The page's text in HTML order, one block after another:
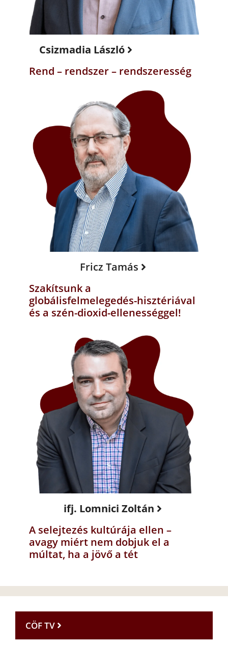
Csizmadia László
Rend – rendszer – rendszeresség
Fricz Tamás
Szakítsunk a
globálisfelmelegedés-hisztériával
és a szén-dioxid-ellenességgel!
ifj. Lomnici Zoltán
A selejtezés kultúrája ellen –
avagy miért nem dobjuk el a
múltat, ha a jövő a tét
CÖF TV